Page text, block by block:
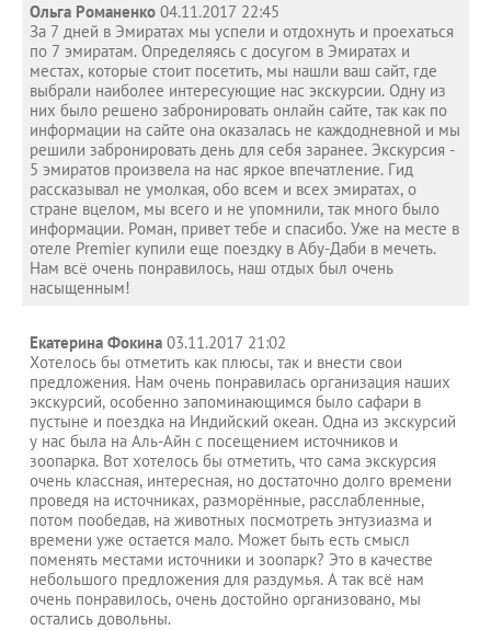
Ольга Романенко 04.11.2017 22:45
За 7 дней в Эмиратах мы успели и отдохнуть и проехаться
по 7 эмиратам. Определяясь с досугом в Эмиратах и
местах, которые стоит посетить, мы нашли ваш сайт, где
выбрали наиболее интересующие нас экскурсии. Одну из
них было решено забронировать онлайн сайте, так как по
информации на сайте она оказалась не каждодневной и мы
решили забронировать день для себя заранее. Экскурсия -
5 эмиратов произвела на нас яркое впечатление. Гид
рассказывал не умолкая, обо всем и всех эмиратах, о
стране вцелом, мы всего и не упомнили, так много было
информации. Роман, привет тебе и спасибо. Уже на месте в
отеле Premier купили еще поездку в Абу-Даби в мечеть.
Нам всё очень понравилось, наш отдых был очень
насыщенным!
Екатерина Фокина 03.11.2017 21:02
Хотелось бы отметить как плюсы, так и внести свои
предложения. Нам очень понравилась организация наших
экскурсий, особенно запоминающимся было сафари в
пустыне и поездка на Индийский океан. Одна из экскурсий
у нас была на Аль-Айн с посещением источников и
зоопарка. Вот хотелось бы отметить, что сама экскурсия
очень классная, интересная, но достаточно долго времени
проведя на источниках, разморённые, расслабленные,
потом пообедав, на животных посмотреть энтузиазма и
времени уже остается мало. Может быть есть смысл
поменять местами источники и зоопарк? Это в качестве
небольшого предложения для раздумья. А так всё нам
очень понравилось, очень достойно организовано, мы
остались довольны.